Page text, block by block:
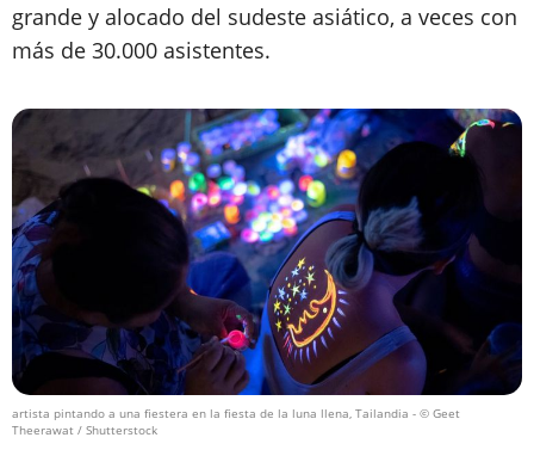
grande y alocado del sudeste asiático, a veces con
más de 30.000 asistentes.
artista pintando a una fiestera en la fiesta de la luna llena, Tailandia - © Geet
Theerawat / Shutterstock